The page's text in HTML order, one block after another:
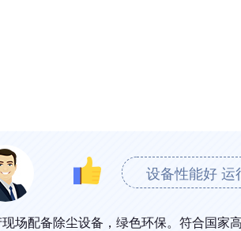
设备性能好
场配备除尘设备，绿色环保。符合国家